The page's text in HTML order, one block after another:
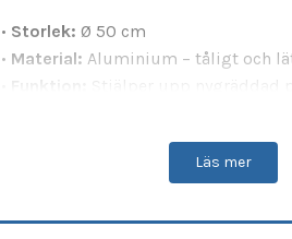
• Storlek: Ø 50 cm
• Material: Aluminium – tåligt och
Funktion:
Stjälper upp nygräddad
Tål användning i ugn
Läs mer